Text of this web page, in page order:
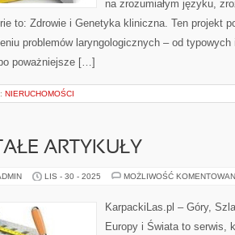
na zrozumiałym języku,
to: Zdrowie i Genetyka kliniczna. Ten projekt
problemów laryngologicznych – od typowych
poważniejsze […]
NIERUCHOMOŚCI
ARTYKUŁY
LIS - 30 - 2025 MOŻLIWOŚĆ
KarpackiLas.pl – Góry,
Europy i Świata to serwis,